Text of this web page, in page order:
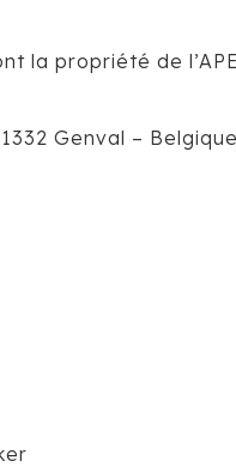
la propriété de
Genval – Belgique